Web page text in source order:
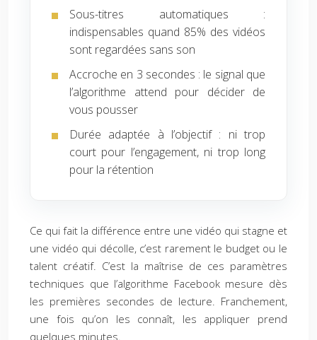
Sous-titres automatiques :
indispensables quand 85% des vidéos
sont regardées sans son
Accroche en 3 secondes : le signal que
l’algorithme attend pour décider de
vous pousser
Durée adaptée à l’objectif : ni trop
court pour l’engagement, ni trop long
pour la rétention
Ce qui fait la différence entre une vidéo qui stagne et
une vidéo qui décolle, c’est rarement le budget ou le
talent créatif. C’est la maîtrise de ces paramètres
techniques que l’algorithme Facebook mesure dès
les premières secondes de lecture. Franchement,
une fois qu’on les connaît, les appliquer prend
quelques minutes.